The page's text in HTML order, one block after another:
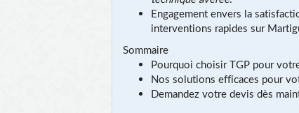
Engagement envers la
interventions rapides sur
Sommaire
Pourquoi choisir TGP pour
Nos solutions efficaces pour
Demandez votre devis dès